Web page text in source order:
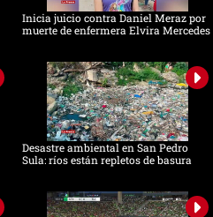
Inicia juicio contra Daniel Meraz por
muerte de enfermera Elvira Mercedes
Desastre ambiental en San Pedro
Sula: ríos están repletos de basura